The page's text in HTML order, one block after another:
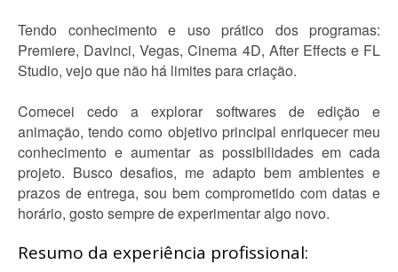
Tendo conhecimento e uso prático dos programas:
Premiere, Davinci, Vegas, Cinema 4D, After Effects e FL
Studio, vejo que não há limites para criação.
Comecei cedo a explorar softwares de edição e
animação, tendo como objetivo principal enriquecer meu
conhecimento e aumentar as possibilidades em cada
projeto. Busco desafios, me adapto bem ambientes e
prazos de entrega, sou bem comprometido com datas e
horário, gosto sempre de experimentar algo novo.
Resumo da experiência profissional: